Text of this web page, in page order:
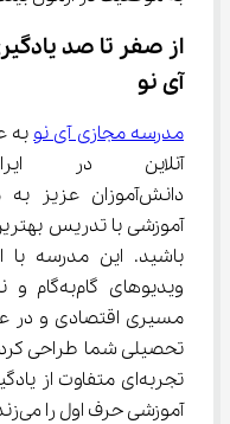
از صفر تا صد
آی ‌نو
مدرسه مجازی آی نو به
آنلاین در
آموزشی با تدریس
باشید. این مدرسه با
تحصیلی شما طراحی
آموزشی حرف اول را می‌زند.